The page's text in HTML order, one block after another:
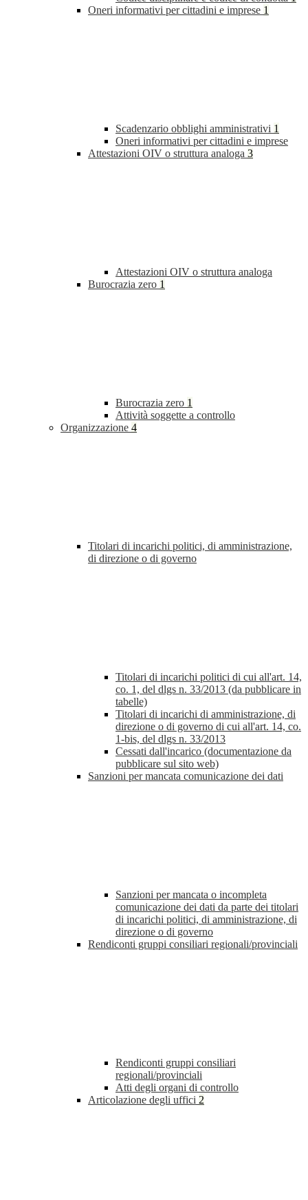
Oneri informativi per cittadini e imprese 1
Scadenzario obblighi amministrativi 1
Oneri informativi per cittadini e imprese
Attestazioni OIV o struttura analoga 3
Attestazioni OIV o struttura analoga
Burocrazia zero 1
Burocrazia zero 1
Attività soggette a controllo
Organizzazione 4
Titolari di incarichi politici, di amministrazione,
di direzione o di governo
Titolari di incarichi politici di cui all'art. 14,
co. 1, del dlgs n. 33/2013 (da pubblicare in
tabelle)
Titolari di incarichi di amministrazione, di
direzione o di governo di cui all'art. 14, co.
1-bis, del dlgs n. 33/2013
Cessati dall'incarico (documentazione da
pubblicare sul sito web)
Sanzioni per mancata comunicazione dei dati
Sanzioni per mancata o incompleta
comunicazione dei dati da parte dei titolari
di incarichi politici, di amministrazione, di
direzione o di governo
Rendiconti gruppi consiliari regionali/provinciali
Rendiconti gruppi consiliari
regionali/provinciali
Atti degli organi di controllo
Articolazione degli uffici 2